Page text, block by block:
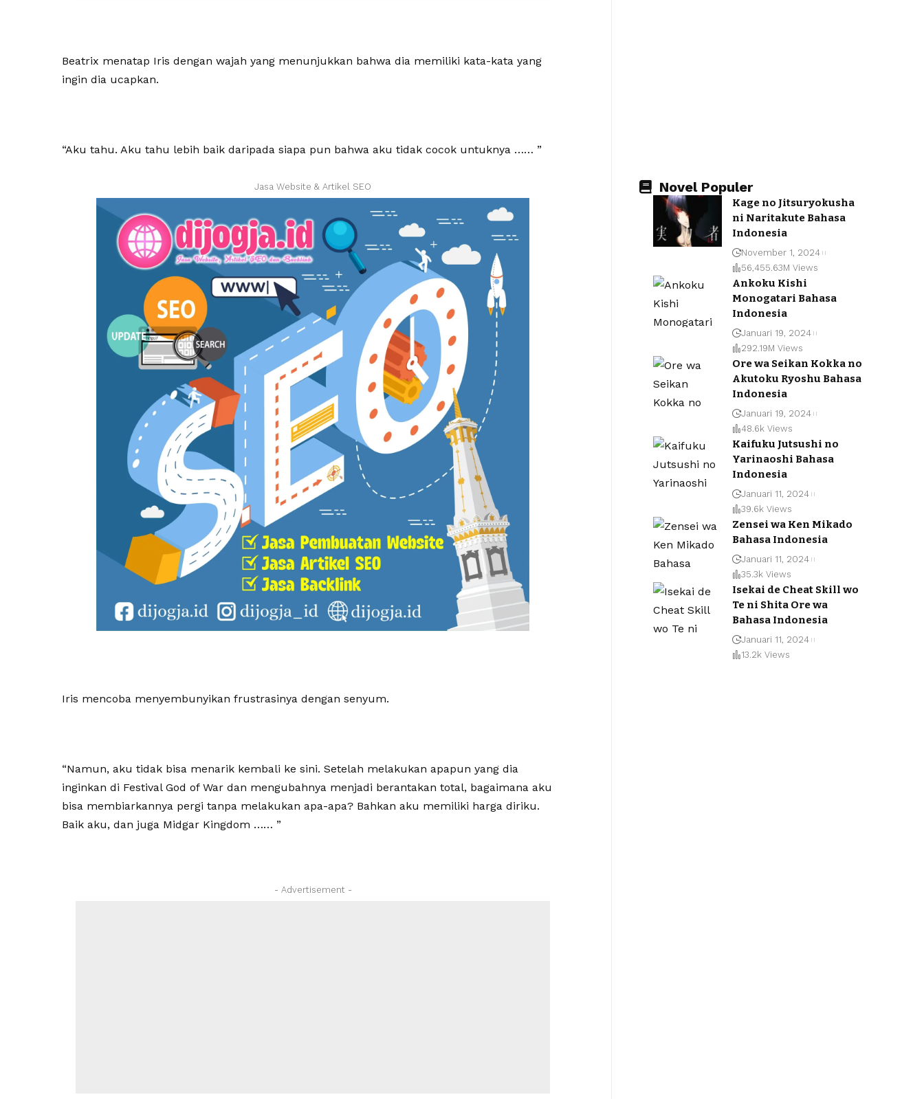
Beatrix menatap Iris dengan wajah yang menunjukkan bahwa dia memiliki kata-kata yang
ingin dia ucapkan.
“Aku tahu. Aku tahu lebih baik daripada siapa pun bahwa aku tidak cocok untuknya …… ”
Jasa Website & Artikel SEO
Iris mencoba menyembunyikan frustrasinya dengan senyum.
“Namun, aku tidak bisa menarik kembali ke sini. Setelah melakukan apapun yang dia
inginkan di Festival God of War dan mengubahnya menjadi berantakan total, bagaimana aku
bisa membiarkannya pergi tanpa melakukan apa-apa? Bahkan aku memiliki harga diriku.
Baik aku, dan juga Midgar Kingdom …… ”
- Advertisement -
Novel Populer
Kage no Jitsuryokusha
ni Naritakute Bahasa
Indonesia
November 1, 2024
56,455.63M Views
Ankoku Kishi
Monogatari Bahasa
Indonesia
Januari 19, 2024
292.19M Views
Ore wa Seikan Kokka no
Akutoku Ryoshu Bahasa
Indonesia
Januari 19, 2024
48.6k Views
Kaifuku Jutsushi no
Yarinaoshi Bahasa
Indonesia
Januari 11, 2024
39.6k Views
Zensei wa Ken Mikado
Bahasa Indonesia
Januari 11, 2024
35.3k Views
Isekai de Cheat Skill wo
Te ni Shita Ore wa
Bahasa Indonesia
Januari 11, 2024
13.2k Views